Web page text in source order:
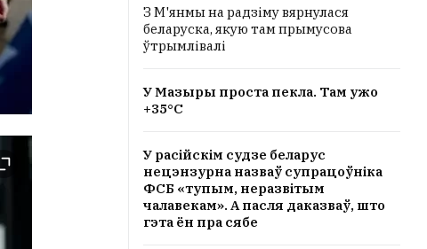
З М'янмы на радзіму вярнулася
беларуска, якую там прымусова
ўтрымлівалі
У Мазыры проста пекла. Там ужо
+35°C
У расійскім судзе беларус
нецэнзурна назваў супрацоўніка
ФСБ «тупым, неразвітым
чалавекам». А пасля даказваў, што
гэта ён пра сябе